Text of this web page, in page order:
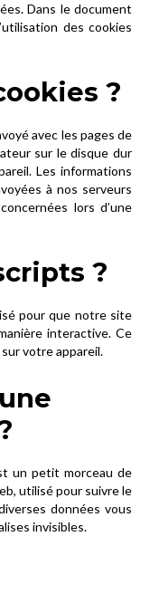
Dans le document
des cookies
?
avec les pages de
sur le disque dur
Les informations
à nos serveurs
lors d’une
?
pour que notre site
interactive. Ce
votre appareil.
un petit morceau de
utilisé pour suivre le
données vous
invisibles.